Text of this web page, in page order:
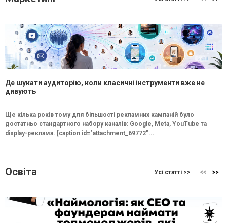
Де шукати аудиторію, коли класичні інструменти вже не
дивують
Ще кілька років тому для більшості рекламних кампаній було
достатньо стандартного набору каналів: Google, Meta, YouTube та
display-реклама. [caption id="attachment_69772"...
Освіта Усі статті >>